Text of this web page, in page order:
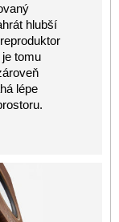
hlubší
tomu
lépe